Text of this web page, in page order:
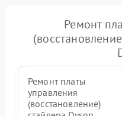
Ремонт
Ремонт платы
управления
(восстановление)